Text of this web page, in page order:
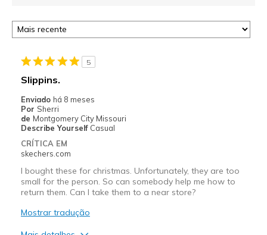
5
Slippins.
Enviado há 8 meses
Por Sherri
de Montgomery City Missouri
Describe Yourself Casual
CRÍTICA EM
skechers.com
I bought these for christmas. Unfortunately, they are too
small for the person. So can somebody help me how to
return them. Can I take them to a near store?
Mostrar tradução